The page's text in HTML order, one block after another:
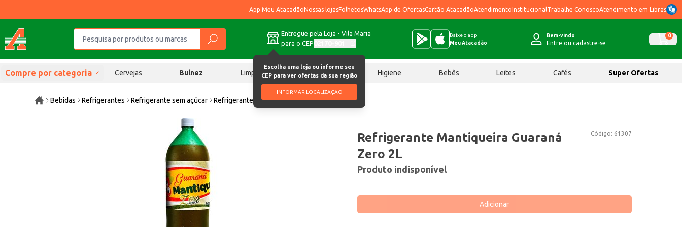
App Meu AtacadãoNossas lojasFolhetosWhatsApp de OfertasCartão AtacadãoAtendimentoInstitucional Trabalhe ConoscoAtendimento em Libras
Entregue pela Loja - Vila Maria
para o CEP
Escolha uma loja ou informe seu
CEP para ver ofertas da sua região
INFORMAR LOCALIZAÇÃO
Baixe o app
Meu Atacadão
Bem-vindo
Entre ou cadastre-se
0
Compre por categoria Cervejas Bulnez Limpeza Chocolates Higiene Bebês Leites Cafés Super Ofertas
Bebidas Refrigerantes Refrigerante sem açúcar Refrigerante Mantiqueira Guaraná Zero 2L
Código: 61307
Refrigerante Mantiqueira Guaraná
Zero 2L
Produto indisponível
Adicionar